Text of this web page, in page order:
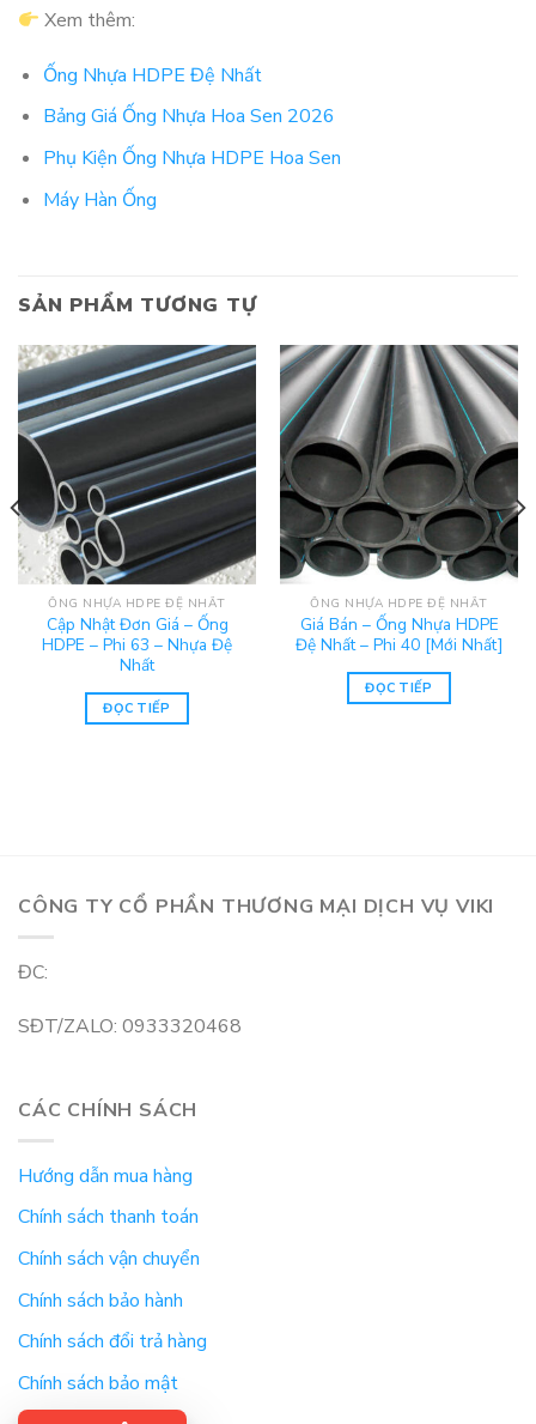
Xem thêm:
Ống Nhựa HDPE Đệ Nhất
Bảng Giá Ống Nhựa Hoa Sen 2026
Phụ Kiện Ống Nhựa HDPE Hoa Sen
Máy Hàn Ống
SẢN PHẨM TƯƠNG TỰ
ỐNG NHỰA HDPE ĐỆ NHẤT
Cập Nhật Đơn Giá – Ống
HDPE – Phi 63 – Nhựa Đệ
Nhất
ĐỌC TIẾP
ỐNG NHỰA HDPE ĐỆ NHẤT
Giá Bán – Ống Nhựa HDPE
Đệ Nhất – Phi 40 [Mới Nhất]
ĐỌC TIẾP
CÔNG TY CỔ PHẦN THƯƠNG MẠI DỊCH VỤ VIKI
ĐC:
SĐT/ZALO: 0933320468
CÁC CHÍNH SÁCH
Hướng dẫn mua hàng
Chính sách thanh toán
Chính sách vận chuyển
Chính sách bảo hành
Chính sách đổi trả hàng
Chính sách bảo mật